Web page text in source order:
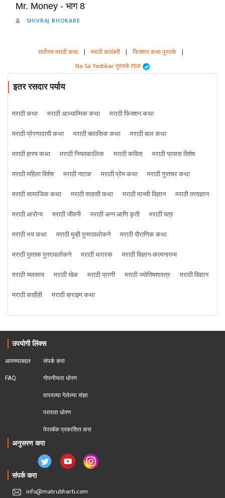
Mr. Money - भाग 8
SHIVRAJ BHOKARE
सर्वोत्तम मराठी कथा | मराठी कादंबरी | फिक्शन कथा पुस्तके |
Na Sa Yeotikar पुस्तके PDF
इतर रसदार पर्याय
मराठी कथा मराठी आध्यात्मिक कथा
मराठी फिक्शन कथा
मराठी प्रेरणादायी कथा
मराठी क्लासिक कथा
मराठी बाल कथा
मराठी हास्य कथा
मराठी नियतकालिक मराठी कविता
मराठी प्रवास विशेष
मराठी महिला विशेष
मराठी नाटक मराठी प्रेम कथा
मराठी गुप्तचर कथा
मराठी सामाजिक कथा
मराठी साहसी कथा मराठी मानवी विज्ञान
मराठी तत्त्वज्ञान
मराठी आरोग्य
मराठी जीवनी मराठी अन्न आणि कृती
मराठी पत्र
मराठी भय कथा
मराठी मूव्ही पुनरावलोकने
मराठी पौराणिक कथा
मराठी पुस्तक पुनरावलोकने
मराठी थरारक
मराठी विज्ञान-कल्पनारम्य
मराठी व्यवसाय
मराठी खेळ मराठी प्राणी मराठी ज्योतिषशास्त्र
मराठी विज्ञान
मराठी काहीही
मराठी क्राइम कथा
उपयोगी लिंक्स
आमच्याबद्दल
FAQ
संपर्क करा
गोपनीयता धोरण
वापरल्या गेलेल्या संज्ञा
परतावा धोरण
पेपरबॅक प्रकाशित करा
अनुसरण करा
संपर्क करा
info@matrubharti.com